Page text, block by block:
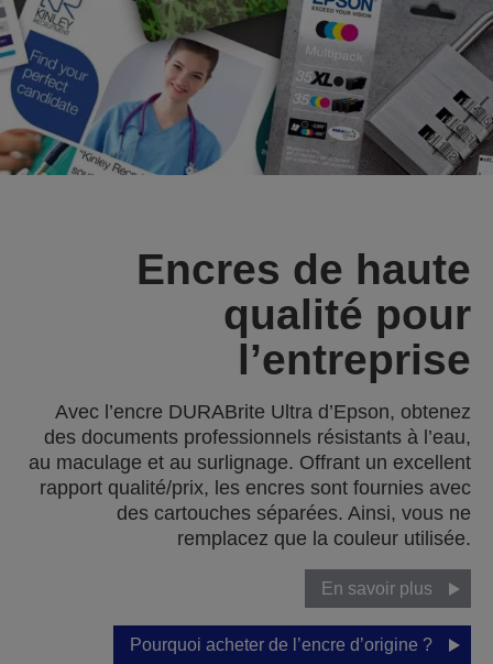
Encres de haute
qualité pour
l’entreprise
Avec l’encre DURABrite Ultra d’Epson, obtenez
des documents professionnels résistants à l’eau,
au maculage et au surlignage. Offrant un excellent
rapport qualité/prix, les encres sont fournies avec
des cartouches séparées. Ainsi, vous ne
remplacez que la couleur utilisée.
En savoir plus
Pourquoi acheter de l’encre d’origine ?